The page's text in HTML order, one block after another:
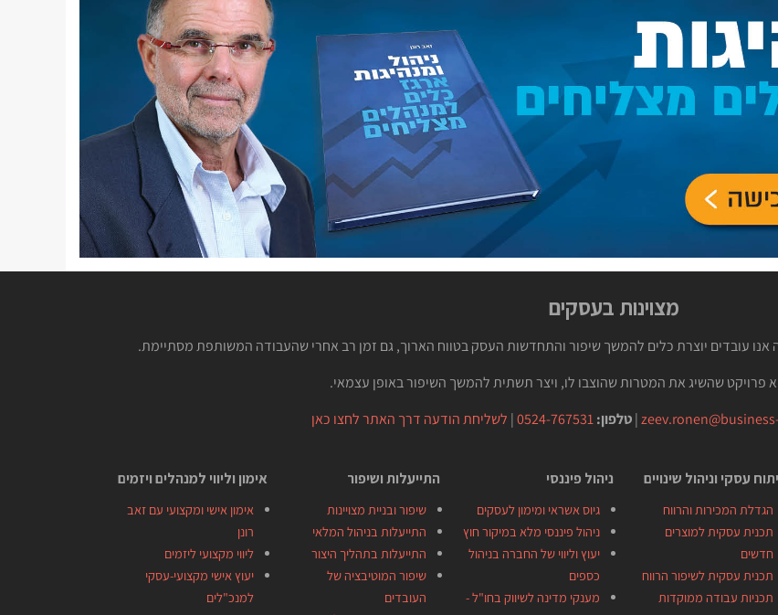
מצוינות בעסקים
אנו עובדים יוצרת כלים להמשך שיפור והתחדשות העסק בטווח הארוך, גם זמן רב אחרי שהעבודה המשותפת מסתיימת.
פרויקט שהשיג את המטרות שהוצבו לו, ויצר תשתית להמשך השיפור באופן עצמאי.
|טלפון:0524-767531
| לשליחת הודעה דרך האתר לחצו כאן
עסקי וניהול שינויים
הגדלת המכירות והרווח
תכנית עסקית למוצרים
חדשים
תכנית עסקית לשיפור הרווח
תכניות עבודה ממוקדות
ניהול פיננסי
גיוס אשראי ומימון לעסקים
ניהול פיננסי מלא במיקור חוץ
יעוץ וליווי של החברה בניהול
כספים
מענקי מדינה לשיווק בחו"ל -
התייעלות ושיפור
שיפור ובניית מצויינות
התייעלות בניהול המלאי
התייעלות בתהליך היצור
שיפור המוטיבציה של
העובדים
אימון וליווי למנהלים ויזמים
אימון אישי ומקצועי עם זאב
רונן
ליווי מקצועי ליזמים
יעוץ אישי מקצועי-עסקי
למנכ"לים